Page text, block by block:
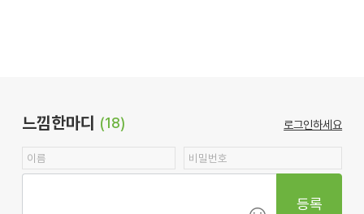
느낌한마디 (18) 로그인하세요
등록